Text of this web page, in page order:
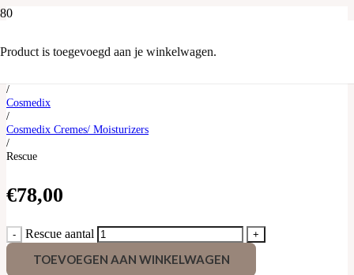
Product is toegevoegd aan je winkelwagen.
Rescue
/
Cosmedix
/
Cosmedix Cremes/ Moisturizers
/
Rescue
€78,00
Rescue aantal
TOEVOEGEN AAN WINKELWAGEN